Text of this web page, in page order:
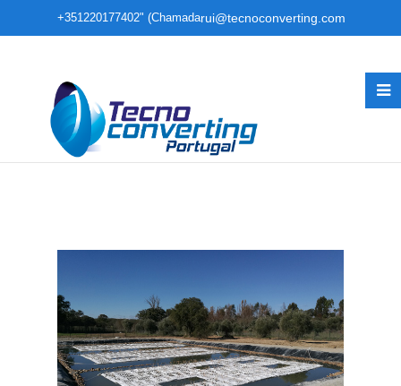
+351220177402" (Chamadarui@tecnoconverting.com